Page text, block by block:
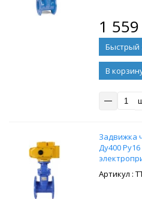
1
В
Задвижка
Ду400
220В
: